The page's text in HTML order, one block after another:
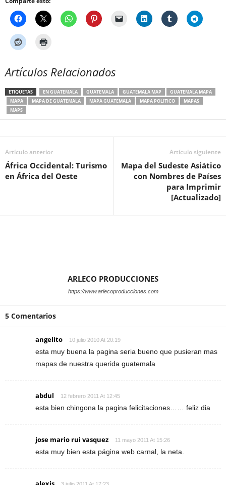
Artículos Relacionados
ETIQUETAS EN GUATEMALA GUATEMALA GUATEMALA MAP
GUATEMALA MAPA
MAPA
MAPA DE GUATEMALA MAPA GUATEMALA MAPA POLITICO
MAPAS
MAPS
Artículo anterior
África Occidental: Turismo
en África del Oeste
Artículo siguiente
Mapa del Sudeste Asiático
con Nombres de Países
para Imprimir
[Actualizado]
ARLECO PRODUCCIONES
https://www.arlecoproducciones.com
5 Comentarios
angelito 10 julio 2010 At 20:19
esta muy buena la pagina seria bueno que pusieran mas
mapas de nuestra querida guatemala
abdul 12 febrero 2011 At 12:45
esta bien chingona la pagina felicitaciones…… feliz dia
jose mario rui vasquez 11 mayo 2011 At 15:26
esta muy bien esta página web carnal, la neta.